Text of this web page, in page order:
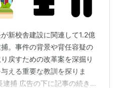
新校舎建設に関連して1.2億
。事件の背景や背任容疑の
戻すための改革案を深掘り
える重要な教訓を探りま
捕 広告の下に記事の続きが